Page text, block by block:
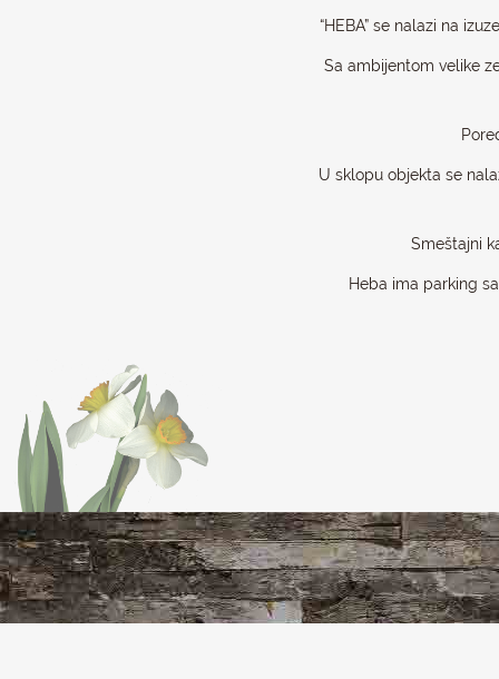
“HEBA” se nalazi na
Sa ambijentom velike
U sklopu objekta se
Smeštajni
Heba ima parking